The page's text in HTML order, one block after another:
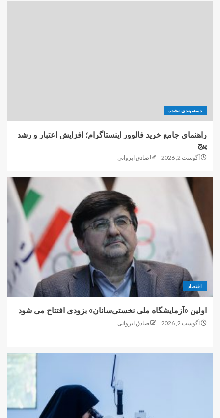
دسته‌بندی نشده
راهنمای جامع خرید فالوور اینستاگرام؛ افزایش اعتبار و رشد
پیج
آگوست 2, 2026 صادق ایروانی
اقتصاد
اولین «آزمایشگاه ملی نخستی‌سانان» بزودی افتتاح می شود
آگوست 2, 2026 صادق ایروانی